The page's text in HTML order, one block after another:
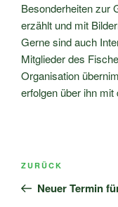
Besonderheiten zur
erzählt und mit
Gerne sind auch
Mitglieder des
Organisation
erfolgen über ihn mit
Vorheriger
Beitrag
ZURÜCK
Neuer Termin